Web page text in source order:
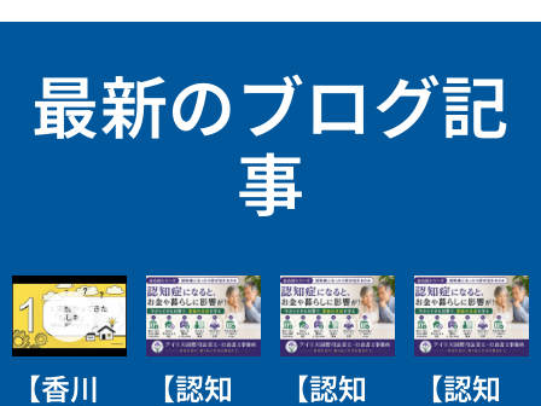
最新のブログ記
事
【香川
【認知
【認知
【認知